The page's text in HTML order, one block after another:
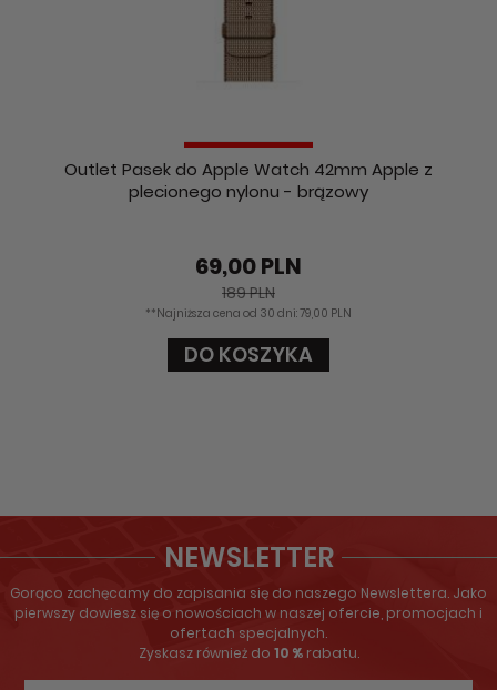
Outlet Pasek do Apple Watch 42mm Apple z
plecionego nylonu - brązowy
69,00 PLN
189 PLN
**Najniższa cena od 30 dni: 79,00 PLN
DO KOSZYKA
NEWSLETTER
Gorąco zachęcamy do zapisania się do naszego Newslettera. Jako
pierwszy dowiesz się o nowościach w naszej ofercie, promocjach i
ofertach specjalnych.
Zyskasz również do 10 %rabatu.